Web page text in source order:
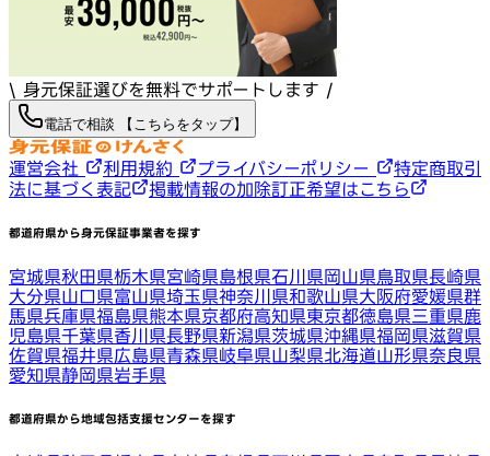
\ 身元保証選びを無料でサポートします /
電話で相談 【こちらをタップ】
運営会社 利用規約 プライバシーポリシー
特定商取引
法に基づく表記
掲載情報の加除訂正希望はこちら
都道府県から身元保証事業者を探す
宮城県秋田県栃木県宮崎県島根県石川県岡山県鳥取県長崎県
大分県山口県富山県埼玉県神奈川県和歌山県大阪府愛媛県群
馬県兵庫県福島県熊本県京都府高知県東京都徳島県三重県鹿
児島県千葉県香川県長野県新潟県茨城県沖縄県福岡県滋賀県
佐賀県福井県広島県青森県岐阜県山梨県北海道山形県奈良県
愛知県静岡県岩手県
都道府県から地域包括支援センターを探す